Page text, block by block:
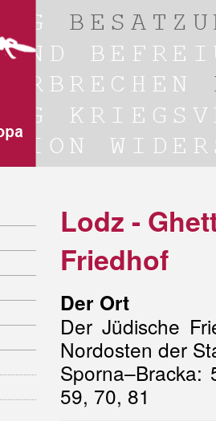
Lodz -
Friedhof
Der Ort
Der Jüdische
Nordosten der
59, 70, 81